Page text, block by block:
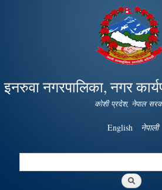
Skip to
main
content
इनरुवा नगरपालिका, नगर
कोशी प्रदेश, नेपाल
English नेपाली
Search